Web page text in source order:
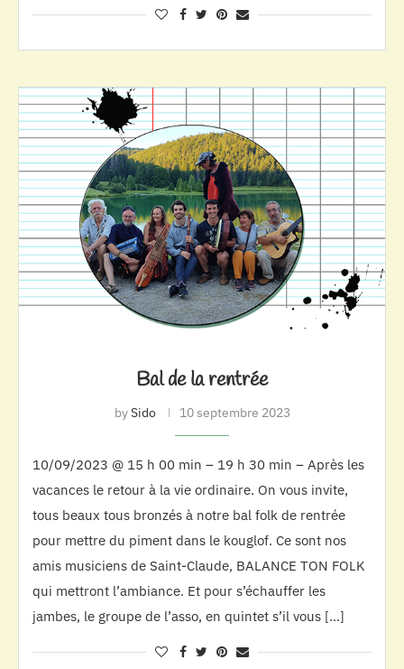
Bal de la rentrée
bySido 10 septembre 2023
10/09/2023 @ 15 h 00 min – 19 h 30 min – Après les
vacances le retour à la vie ordinaire. On vous invite,
tous beaux tous bronzés à notre bal folk de rentrée
pour mettre du piment dans le kouglof. Ce sont nos
amis musiciens de Saint-Claude, BALANCE TON FOLK
qui mettront l’ambiance. Et pour s’échauffer les
jambes, le groupe de l’asso, en quintet s’il vous […]